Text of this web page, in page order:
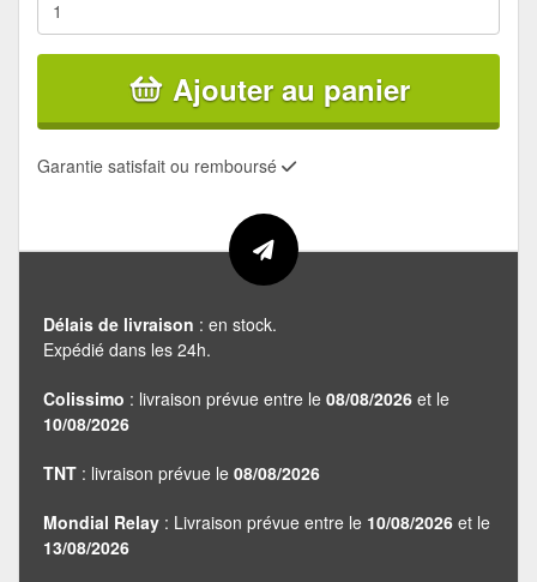
Ajouter au panier
Garantie satisfait ou remboursé
Délais de livraison : en stock.
Expédié dans les 24h.
Colissimo : livraison prévue entre le 08/08/2026 et le
10/08/2026
TNT : livraison prévue le 08/08/2026
Mondial Relay : Livraison prévue entre le 10/08/2026 et le
13/08/2026